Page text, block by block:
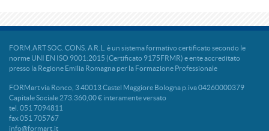
FORM.ART SOC. CONS. A R.L. è un sistema formativo certificato secondo le
norme UNI EN ISO 9001:2015 (Certificato 9175FRMR) e ente accreditato
presso la Regione Emilia Romagna per la Formazione Professionale
FORMart via Ronco, 3 40013 Castel Maggiore Bologna p.iva 04260000379
Capitale Sociale 273.360,00 € interamente versato
tel. 051 7094811
fax 051 705767
info@formart.it